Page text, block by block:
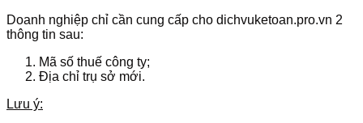
Doanh nghiệp chỉ cần cung cấp cho dichvuketoan.pro.vn 2
thông tin sau:
Mã số thuế công ty;
Địa chỉ trụ sở mới.
Lưu ý: